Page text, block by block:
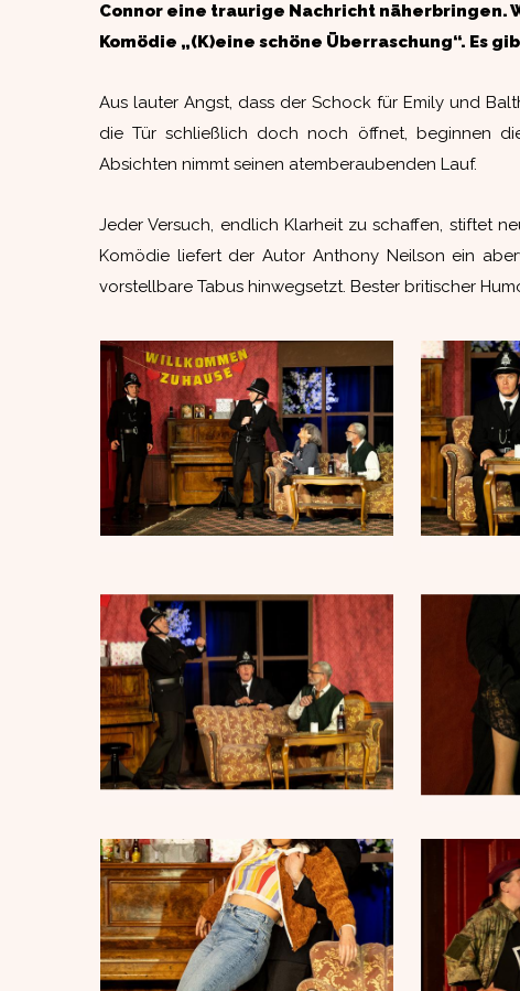
Connor eine traurige Nachricht näherbringen.
Komödie „(K)eine schöne Überraschung“. Es
Aus lauter Angst, dass der Schock für Emily und
die Tür schließlich doch noch öffnet, beginnen
Absichten nimmt seinen atemberaubenden Lauf.
Jeder Versuch, endlich Klarheit zu schaffen, stiftet
Komödie liefert der Autor Anthony Neilson ein
vorstellbare Tabus hinwegsetzt. Bester britischer